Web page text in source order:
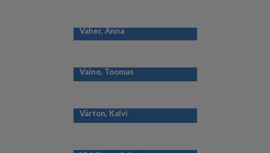
Vaher, Anna
Vaino, Toomas
Värton, Kalvi